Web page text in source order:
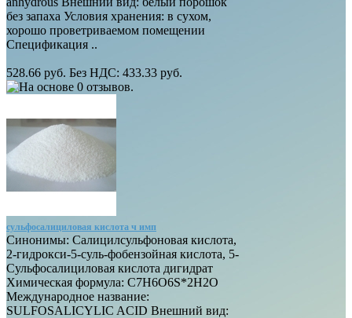
без запаха Условия хранения: в сухом,
хорошо проветриваемом помещении
Спецификация ..
528.66 руб. Без НДС: 433.33 руб.
сульфосалициловая кислота ч имп
Синонимы: Салицилсульфоновая кислота,
2-гидрокси-5-суль-фобензойная кислота, 5-
Сульфосалициловая кислота дигидрат
Химическая формула: C7H6O6S*2H2O
Международное название:
SULFOSALICYLIC ACID Внешний вид: